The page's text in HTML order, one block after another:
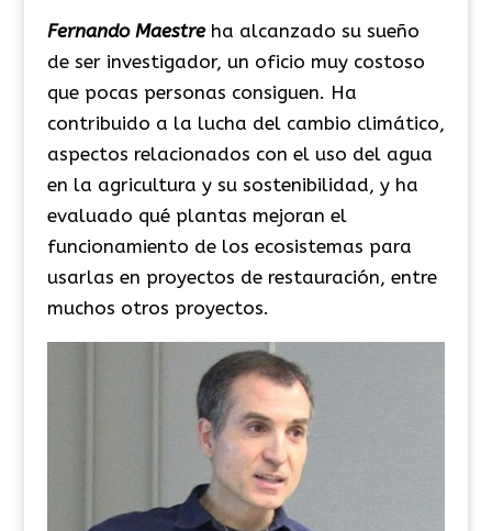
Fernando Maestreha alcanzado su sueño
de ser investigador, un oficio muy costoso
que pocas personas consiguen. Ha
contribuido a la lucha del cambio climático,
aspectos relacionados con el uso del agua
en la agricultura y su sostenibilidad, y ha
evaluado qué plantas mejoran el
funcionamiento de los ecosistemas para
usarlas en proyectos de restauración, entre
muchos otros proyectos.